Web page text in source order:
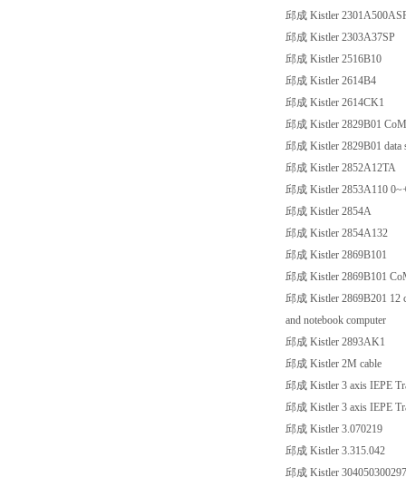
邱成 Kistler
邱成 Kistler 2303A37SP
邱成 Kistler 2516B10
邱成 Kistler 2614B4
邱成 Kistler 2614CK1
邱成 Kistler 2829B01
邱成 Kistler 2829B01 data
邱成 Kistler 2852A12TA
邱成 Kistler 2853A110
邱成 Kistler 2854A
邱成 Kistler 2854A132
邱成 Kistler 2869B101
邱成 Kistler 2869B101
邱成 Kistler 2869B201 12
and notebook computer
邱成 Kistler 2893AK1
邱成 Kistler 2M cable
邱成 Kistler 3 axis IEPE
邱成 Kistler 3 axis IEPE
邱成 Kistler 3.070219
邱成 Kistler 3.315.042
邱成 Kistler